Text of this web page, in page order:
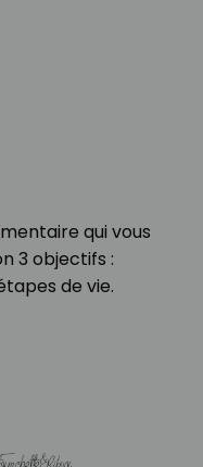
qui vous
3 objectifs :
de vie.